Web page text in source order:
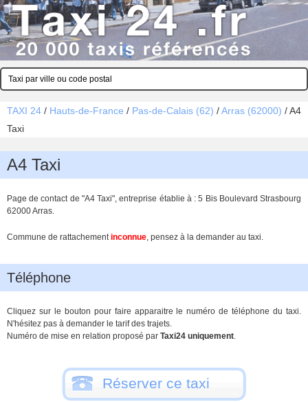
TAXI 24 / Hauts-de-France / Pas-de-Calais (62) /Arras (62000) /A4
Taxi
A4 Taxi
Page de contact de "A4 Taxi", entreprise établie à : 5 Bis Boulevard Strasbourg
62000 Arras.
Commune de rattachementinconnue, pensez à la demander au taxi.
Téléphone
Cliquez sur le bouton pour faire apparaitre le numéro de téléphone du taxi.
N'hésitez pas à demander le tarif des trajets.
Numéro de mise en relation proposé par Taxi24 uniquement.
Réserver ce taxi